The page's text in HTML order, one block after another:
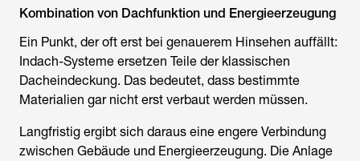
Kombination von Dachfunktion und Energieerzeugung
Ein Punkt, der oft erst bei genauerem Hinsehen auffällt:
Indach-Systeme ersetzen Teile der klassischen
Dacheindeckung. Das bedeutet, dass bestimmte
Materialien gar nicht erst verbaut werden müssen.
Langfristig ergibt sich daraus eine engere Verbindung
zwischen Gebäude und Energieerzeugung. Die Anlage